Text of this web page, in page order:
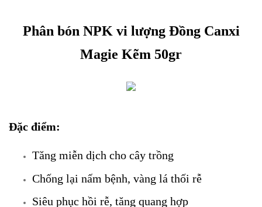
Phân bón NPK vi lượng Đồng Canxi
Magie Kẽm 50gr
Đặc điểm:
Tăng miễn dịch cho cây trồng
Chống lại nấm bệnh, vàng lá thối rễ
Siêu phục hồi rễ, tăng quang hợp